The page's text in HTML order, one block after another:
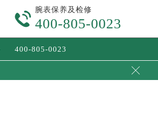

腕表保养及检修
400-805-0023
400-805-0023
